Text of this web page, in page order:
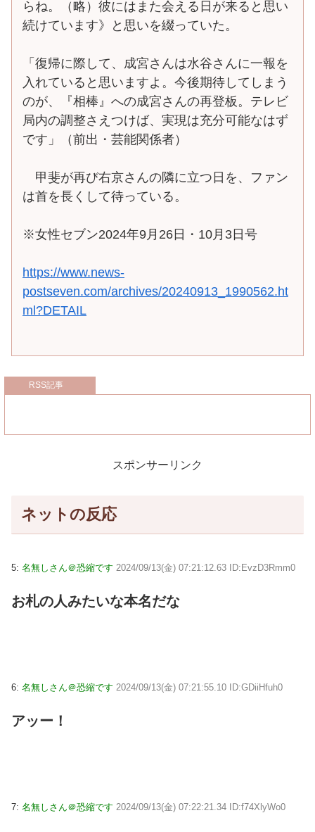
らね。（略）彼にはまた会える日が来ると思い
続けています》と思いを綴っていた。
「復帰に際して、成宮さんは水谷さんに一報を
入れていると思いますよ。今後期待してしまう
のが、『相棒』への成宮さんの再登板。テレビ
局内の調整さえつけば、実現は充分可能なはず
です」（前出・芸能関係者）
甲斐が再び右京さんの隣に立つ日を、ファン
は首を長くして待っている。
※女性セブン2024年9月26日・10月3日号
https://www.news-
postseven.com/archives/20240913_1990562.ht
ml?DETAIL
RSS記事
スポンサーリンク
ネットの反応
5: 名無しさん＠恐縮です 2024/09/13(金) 07:21:12.63 ID:EvzD3Rmm0
お札の人みたいな本名だな
6: 名無しさん＠恐縮です 2024/09/13(金) 07:21:55.10 ID:GDiiHfuh0
アッー！
7: 名無しさん＠恐縮です 2024/09/13(金) 07:22:21.34 ID:f74XlyWo0